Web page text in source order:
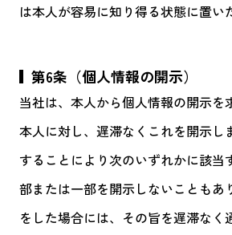
は本人が容易に知り得る状態に置い
第6条（個人情報の開示）
当社は、本人から個人情報の開示を
本人に対し、遅滞なくこれを開示し
することにより次のいずれかに該当
部または一部を開示しないこともあ
をした場合には、その旨を遅滞なく